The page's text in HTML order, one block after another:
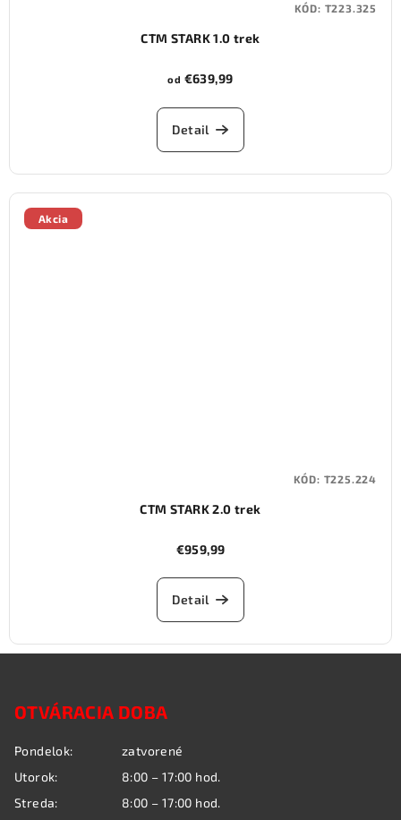
CTM STARK 1.0 trek
od €639,99
Detail
KÓD: T223.325
Akcia
CTM STARK 2.0 trek
€959,99
Detail
KÓD: T225.224
OTVÁRACIA DOBA
Pondelok:
zatvorené
Utorok:
8:00 – 17:00 hod.
Streda:
8:00 – 17:00 hod.